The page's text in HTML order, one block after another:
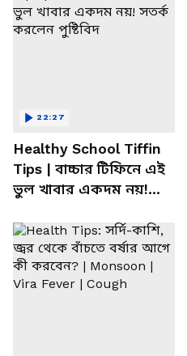
Healthy School Tiffin
Tips | বাচ্চার টিফিনে এই
ভুল খাবার একদম নয়!
22:27